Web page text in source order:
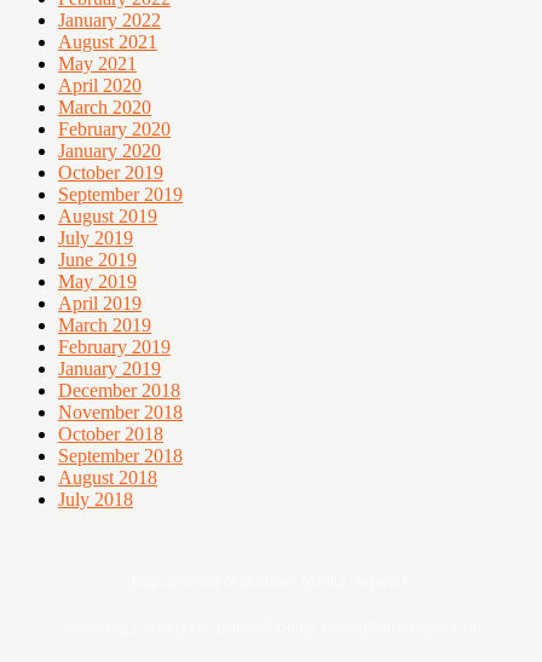
January 2022
August 2021
May 2021
April 2020
March 2020
February 2020
January 2020
October 2019
September 2019
August 2019
July 2019
June 2019
May 2019
April 2019
March 2019
February 2019
January 2019
December 2018
November 2018
October 2018
September 2018
August 2018
July 2018